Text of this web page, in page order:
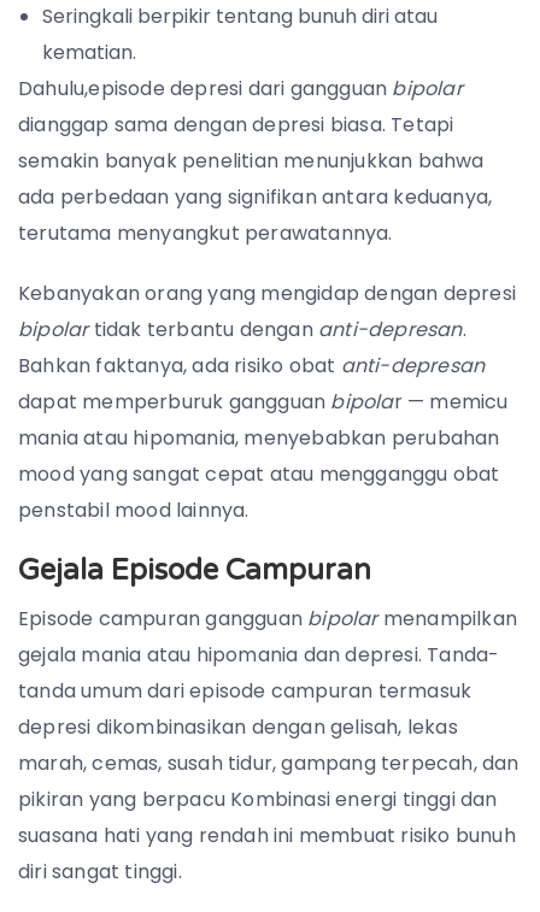
Seringkali berpikir tentang bunuh diri atau
kematian.
Dahulu,episode depresi dari gangguan bipolar
dianggap sama dengan depresi biasa. Tetapi
semakin banyak penelitian menunjukkan bahwa
ada perbedaan yang signifikan antara keduanya,
terutama menyangkut perawatannya.
Kebanyakan orang yang mengidap dengan depresi
bipolartidak terbantu dengan anti-depresan.
Bahkan faktanya, ada risiko obat anti-depresan
dapat memperburuk gangguan bipolar — memicu
mania atau hipomania, menyebabkan perubahan
mood yang sangat cepat atau mengganggu obat
penstabil mood lainnya.
Gejala Episode Campuran
Episode campuran gangguan bipolarmenampilkan
gejala mania atau hipomania dan depresi. Tanda-
tanda umum dari episode campuran termasuk
depresi dikombinasikan dengan gelisah, lekas
marah, cemas, susah tidur, gampang terpecah, dan
pikiran yang berpacu Kombinasi energi tinggi dan
suasana hati yang rendah ini membuat risiko bunuh
diri sangat tinggi.